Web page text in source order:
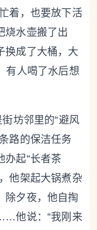
着，也要放下活
烧水壶搬了出
换成了大桶，大
有人喝了水后想
坊邻里的“避风
路的保洁任务
办起“长者茶
他架起大锅煮杂
除夕夜，他自掏
他说：“我刚来